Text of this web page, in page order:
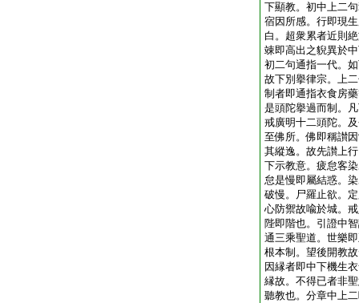
下顯教。初中上二
宿因所感。行即現
白。超衆累者近則
竦即高出之貎異於
初二句通指一代。
故下別擧律宗。上
制者即通指衣食房
是頭陀擧過而制。
戒廣明十二頭陀。
至佛所。佛即稱讃
其縱逸。故先讃上
下示教意。疲怠客
怠是慢即屬結惑。
破慢。尸羅止欲。
心防禦故喩於城。
陛即階也。引證中
通三乘聖道。世樂
根本制。望後開教
因縁者即中下機生
縁故。不得已者非
聽教也。分章中上